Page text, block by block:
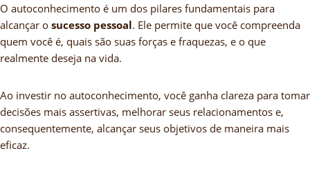
O autoconhecimento é um dos pilares fundamentais para
alcançar o sucesso pessoal. Ele permite que você compreenda
quem você é, quais são suas forças e fraquezas, e o que
realmente deseja na vida.
Ao investir no autoconhecimento, você ganha clareza para tomar
decisões mais assertivas, melhorar seus relacionamentos e,
consequentemente, alcançar seus objetivos de maneira mais
eficaz.